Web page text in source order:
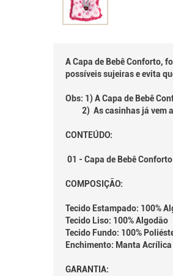
A Capa de Bebê Conforto,
possíveis sujeiras e evita
Obs: 1) A Capa de Bebê
2) As casinhas já vem
CONTEÚDO:
01 - Capa de Bebê
COMPOSIÇÃO:
Tecido Estampado: 100%
Tecido Liso: 100% Algodão
Tecido Fundo: 100%
Enchimento: Manta Acrílica
GARANTIA: